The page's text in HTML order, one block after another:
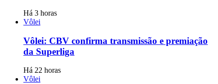
Há 3 horas
Vôlei
Vôlei: CBV confirma transmissão e premiação
da Superliga
Há 22 horas
Vôlei